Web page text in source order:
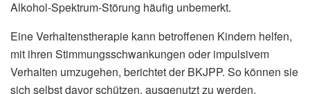
Alkohol-Spektrum-Störung häufig unbemerkt.
Eine Verhaltenstherapie kann betroffenen Kindern helfen,
mit ihren Stimmungsschwankungen oder impulsivem
Verhalten umzugehen, berichtet der BKJPP. So können sie
sich selbst davor schützen, ausgenutzt zu werden.